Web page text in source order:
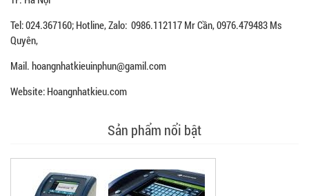
Tel: 024.367160; Hotline, Zalo: 0986.112117 Mr Cần, 0976.479483 Ms
Quyên,
Mail. hoangnhatkieuinphun@gamil.com
Website: Hoangnhatkieu.com
Sản phẩm nổi bật